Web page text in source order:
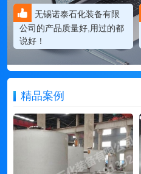
无锡诺泰石化装备有限
公司的产品质量好,用过的都
说好！
精品案例